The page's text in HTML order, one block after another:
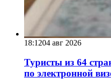
18:1204 авг 2026
Туристы из 64
по электронной